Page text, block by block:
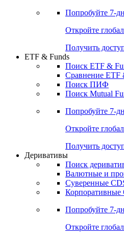
Попробуйте 7-
Откройте
Получить
ETF & Funds
Поиск ETF &
Сравнение ETF
Поиск ПИФ
Поиск Mutual
Попробуйте 7-
Откройте
Получить
Деривативы
Поиск
Валютные и
Суверенные
Корпоративные
Попробуйте 7-
Откройте